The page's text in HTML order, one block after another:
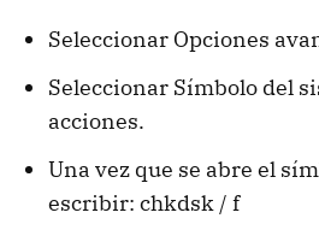
Seleccionar Opciones
Seleccionar Símbolo del
acciones.
Una vez que se abre el
escribir: chkdsk / f